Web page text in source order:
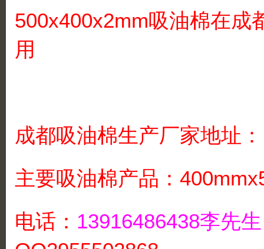
500x400x2mm吸油棉在成
用
成都吸油棉生产厂家地址
主要吸油棉产品：
电话： 13916486438李先